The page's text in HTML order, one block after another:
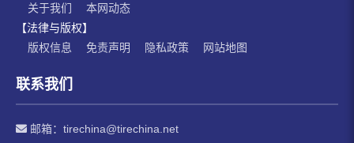
关于我们
本网动态
【法律与版权】
版权信息
免责声明 隐私政策 网站地图
联系我们
邮箱： tirechina@tirechina.net